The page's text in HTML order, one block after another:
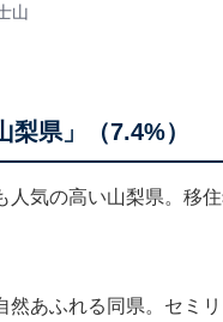
山
県」（7.4%）
気の高い山梨県。移
あふれる同県。セミリ